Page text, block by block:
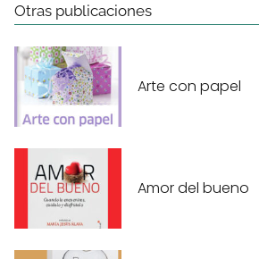
Otras publicaciones
Arte con papel
Amor del bueno